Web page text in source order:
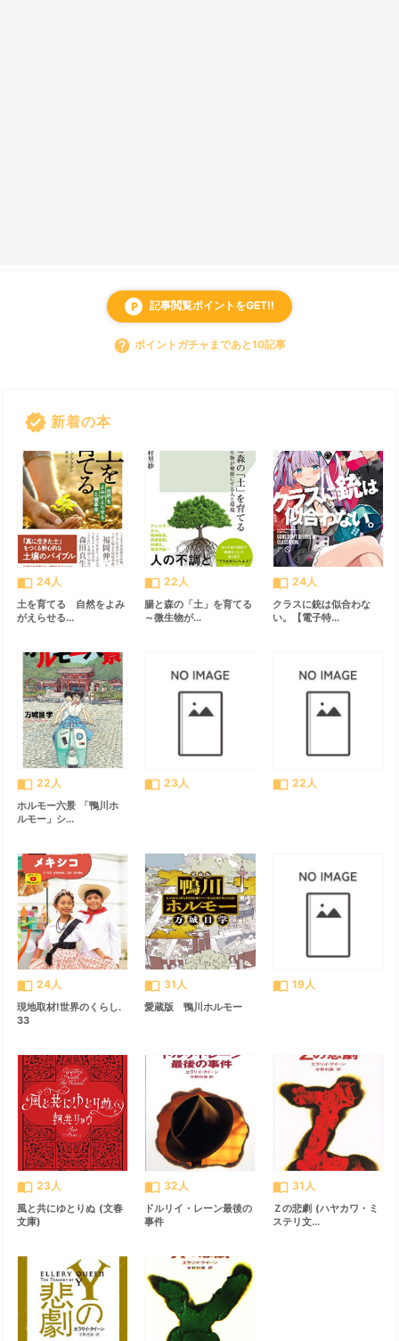
local_parking 記事閲覧ポイントをGET!!
help ポイントガチャまであと10記事
verified 新着の本
import_contacts 24人
土を育てる 自然をよみ
がえらせる...
import_contacts 22人
腸と森の「土」を育てる
～微生物が...
import_contacts 24人
クラスに銃は似合わな
い。【電子特...
import_contacts 22人
ホルモー六景 「鴨川ホ
ルモー」シ...
import_contacts 23人 import_contacts 22人
import_contacts 24人
現地取材!世界のくらし.
33
import_contacts 31人
愛蔵版 鴨川ホルモー
import_contacts 19人
import_contacts 23人
風と共にゆとりぬ (文春
文庫)
import_contacts 32人
ドルリイ・レーン最後の
事件
import_contacts 31人
Ｚの悲劇 (ハヤカワ・ミ
ステリ文...